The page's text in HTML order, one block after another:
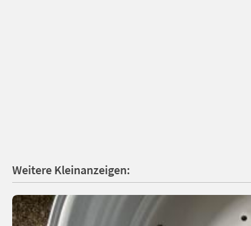
Weitere Kleinanzeigen: